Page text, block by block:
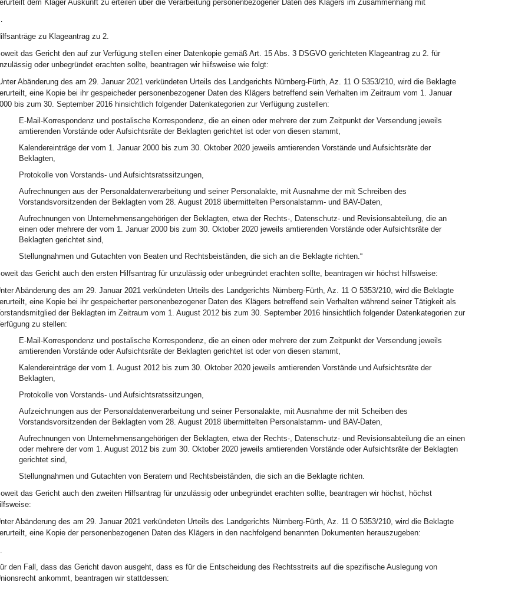
dem Kläger Auskunft zu erteilen über die Verarbeitung personenbezogener Daten des Klägers im Zusammenhang mit
zu Klageantrag zu 2.
das Gericht den auf zur Verfügung stellen einer Datenkopie gemäß Art. 15 Abs. 3 DSGVO gerichteten Klageantrag zu 2. für
oder unbegründet erachten sollte, beantragen wir hiifsweise wie folgt:
Abänderung des am 29. Januar 2021 verkündeten Urteils des Landgerichts Nürnberg-Fürth, Az. 11 O 5353/210, wird die Beklagte
eine Kopie bei ihr gespeicheder personenbezogener Daten des Klägers betreffend sein Verhalten im Zeitraum vom 1. Januar
bis zum 30. September 2016 hinsichtlich folgender Datenkategorien zur Verfügung zustellen:
E-Mail-Korrespondenz und postalische Korrespondenz, die an einen oder mehrere der zum Zeitpunkt der Versendung jeweils
amtierenden Vorstände oder Aufsichtsräte der Beklagten gerichtet ist oder von diesen stammt,
Kalendereinträge der vom 1. Januar 2000 bis zum 30. Oktober 2020 jeweils amtierenden Vorstände und Aufsichtsräte der
Beklagten,
Protokolle von Vorstands- und Aufsichtsratssitzungen,
Aufrechnungen aus der Personaldatenverarbeitung und seiner Personalakte, mit Ausnahme der mit Schreiben des
Vorstandsvorsitzenden der Beklagten vom 28. August 2018 übermittelten Personalstamm- und BAV-Daten,
Aufrechnungen von Unternehmensangehörigen der Beklagten, etwa der Rechts-, Datenschutz- und Revisionsabteilung, die an
einen oder mehrere der vom 1. Januar 2000 bis zum 30. Oktober 2020 jeweils amtierenden Vorstände oder Aufsichtsräte der
Beklagten gerichtet sind,
Stellungnahmen und Gutachten von Beaten und Rechtsbeiständen, die sich an die Beklagte richten.“
das Gericht auch den ersten Hilfsantrag für unzulässig oder unbegründet erachten sollte, beantragen wir höchst hilfsweise:
Abänderung des am 29. Januar 2021 verkündeten Urteils des Landgerichts Nümberg-Fürth, Az. 11 O 5353/210, wird die Beklagte
eine Kopie bei ihr gespeicherter personenbezogener Daten des Klägers betreffend sein Verhalten während seiner Tätigkeit als
der Beklagten im Zeitraum vom 1. August 2012 bis zum 30. September 2016 hinsichtlich folgender Datenkategorien zur
zu stellen:
E-Mail-Korrespondenz und postalische Korrespondenz, die an einen oder mehrere der zum Zeitpunkt der Versendung jeweils
amtierenden Vorstände oder Aufsichtsräte der Beklagten gerichtet ist oder von diesen stammt,
Kalendereinträge der vom 1. August 2012 bis zum 30. Oktober 2020 jeweils amtierenden Vorstände und Aufsichtsräte der
Beklagten,
Protokolle von Vorstands- und Aufsichtsratssitzungen,
Aufzeichnungen aus der Personaldatenverarbeitung und seiner Personalakte, mit Ausnahme der mit Scheiben des
Vorstandsvorsitzenden der Beklagten vom 28. August 2018 übermittelten Personalstamm- und BAV-Daten,
Aufrechnungen von Unternehmensangehörigen der Beklagten, etwa der Rechts-, Datenschutz- und Revisionsabteilung die an einen
oder mehrere der vom 1. August 2012 bis zum 30. Oktober 2020 jeweils amtierenden Vorstände oder Aufsichtsräte der Beklagten
gerichtet sind,
Stellungnahmen und Gutachten von Beratern und Rechtsbeiständen, die sich an die Beklagte richten.
das Gericht auch den zweiten Hilfsantrag für unzulässig oder unbegründet erachten sollte, beantragen wir höchst, höchst
Abänderung des am 29. Januar 2021 verkündeten Urteils des Landgerichts Nürnberg-Fürth, Az. 11 O 5353/210, wird die Beklagte
eine Kopie der personenbezogenen Daten des Klägers in den nachfolgend benannten Dokumenten herauszugeben:
den Fall, dass das Gericht davon ausgeht, dass es für die Entscheidung des Rechtsstreits auf die spezifische Auslegung von
ankommt, beantragen wir stattdessen: